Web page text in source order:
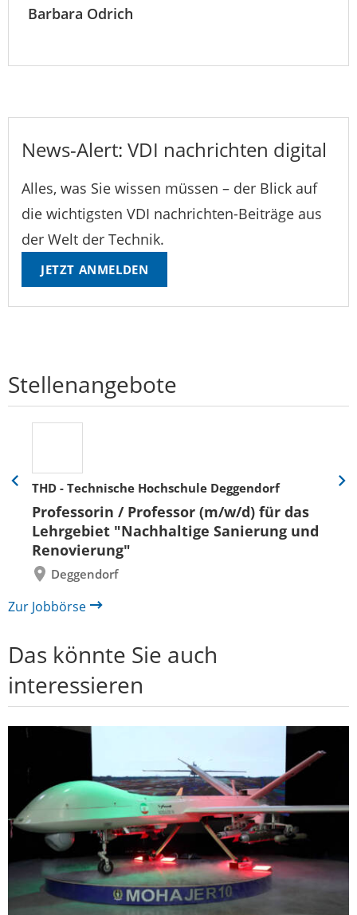
Barbara Odrich
News-Alert: VDI nachrichten digital
Alles, was Sie wissen müssen – der Blick auf
die wichtigsten VDI nachrichten-Beiträge aus
der Welt der Technik.
JETZT ANMELDEN
Stellenangebote
THD - Technische Hochschule Deggendorf
Professorin / Professor (m/w/d) für das
Lehrgebiet "Nachhaltige Sanierung und
Renovierung"
Deggendorf
Eine
zurück
Eine
Zur Jobbörse
Das könnte Sie auch
interessieren